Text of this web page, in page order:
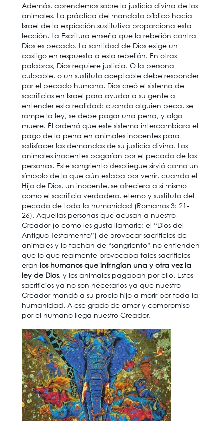
Además, aprendemos sobre la justicia divina de los
animales. La práctica del mandato bíblico hacia
Israel de la expiación sustitutiva proporciona esta
lección. La Escritura enseña que la rebelión contra
Dios es pecado. La santidad de Dios exige un
castigo en respuesta a esta rebelión. En otras
palabras, Dios requiere justicia. O la persona
culpable, o un sustituto aceptable debe responder
por el pecado humano. Dios creó el sistema de
sacrificios en Israel para ayudar a su gente a
entender esta realidad: cuando alguien peca, se
rompe la ley, se debe pagar una pena, y algo
muere. Él ordenó que este sistema intercambiara el
pago de la pena en animales inocentes para
satisfacer las demandas de su justicia divina. Los
animales inocentes pagarían por el pecado de las
personas. Este sangriento despliegue sirvió como un
símbolo de lo que aún estaba por venir, cuando el
Hijo de Dios, un inocente, se ofreciera a sí mismo
como el sacrificio verdadero, eterno y sustituto del
pecado de toda la humanidad (Romanos 3: 21-
26). Aquellas personas que acusan a nuestro
Creador (o como les gusta llamarle: el “Dios del
Antiguo Testamento”) de provocar sacrificios de
animales y lo tachan de “sangriento” no entienden
que lo que realmente provocaba tales sacrificios
eran los humanos que infringían una y otra vez la
ley de Dios, y los animales pagaban por ello. Estos
sacrificios ya no son necesarios ya que nuestro
Creador mandó a su propio hijo a morir por toda la
humanidad. A ese grado de amor y compromiso
por el humano llega nuestro Creador.